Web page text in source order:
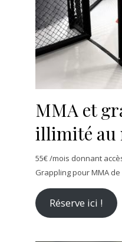
MMA et
illimité au
55€ /mois donnant
Grappling pour MMA
Réserve ici !